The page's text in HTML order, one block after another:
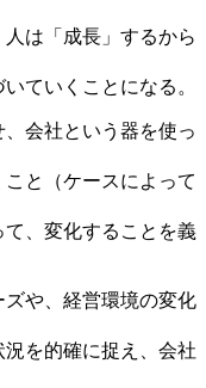
は「成長」するから
ていくことになる。
会社という器を使っ
と（ケースによって
、変化することを義
や、経営環境の変化
を的確に捉え、会社